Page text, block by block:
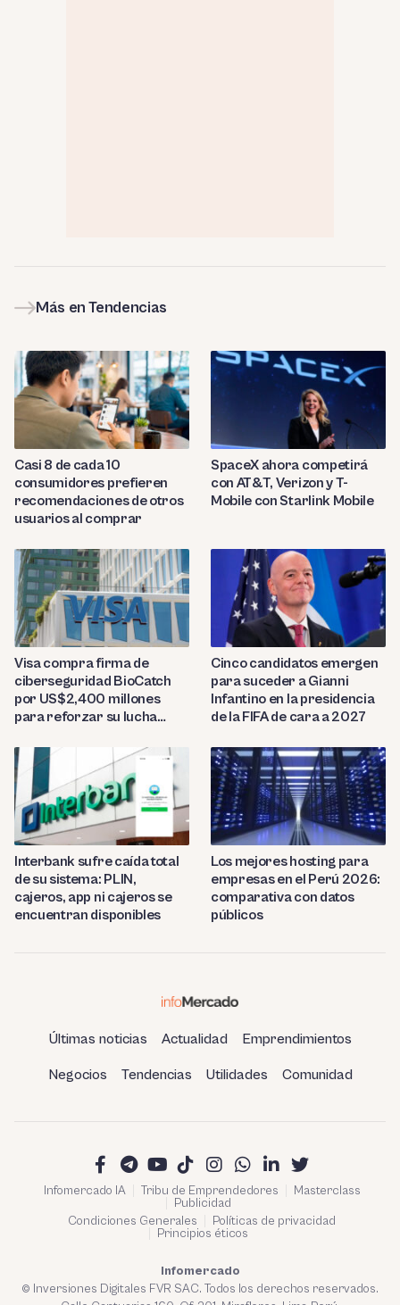
Más en Tendencias
Casi 8 de cada 10
consumidores prefieren
recomendaciones de otros
usuarios al comprar
SpaceX ahora competirá
con AT&T, Verizon y T-
Mobile con Starlink Mobile
Visa compra firma de
ciberseguridad BioCatch
por US$2,400 millones
para reforzar su lucha
Cinco candidatos emergen
para suceder a Gianni
Infantino en la presidencia
de la FIFA de cara a 2027
Interbank sufre caída total
de su sistema: PLIN,
cajeros, app ni cajeros se
encuentran disponibles
Los mejores hosting para
empresas en el Perú 2026:
comparativa con datos
públicos
Últimas noticias Actualidad Emprendimientos
Negocios Tendencias Utilidades Comunidad
Infomercado IA Tribu de Emprendedores
Masterclass
Publicidad
Condiciones Generales
Políticas de privacidad
Principios éticos
Infomercado
© Inversiones Digitales FVR SAC. Todos los derechos reservados.